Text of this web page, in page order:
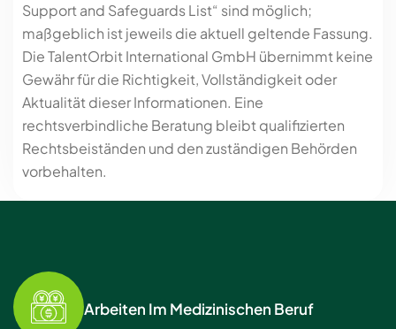
Support and Safeguards List“ sind möglich;
maßgeblich ist jeweils die aktuell geltende Fassung.
Die TalentOrbit International GmbH übernimmt keine
Gewähr für die Richtigkeit, Vollständigkeit oder
Aktualität dieser Informationen. Eine
rechtsverbindliche Beratung bleibt qualifizierten
Rechtsbeiständen und den zuständigen Behörden
vorbehalten.
Arbeiten Im Medizinischen Beruf